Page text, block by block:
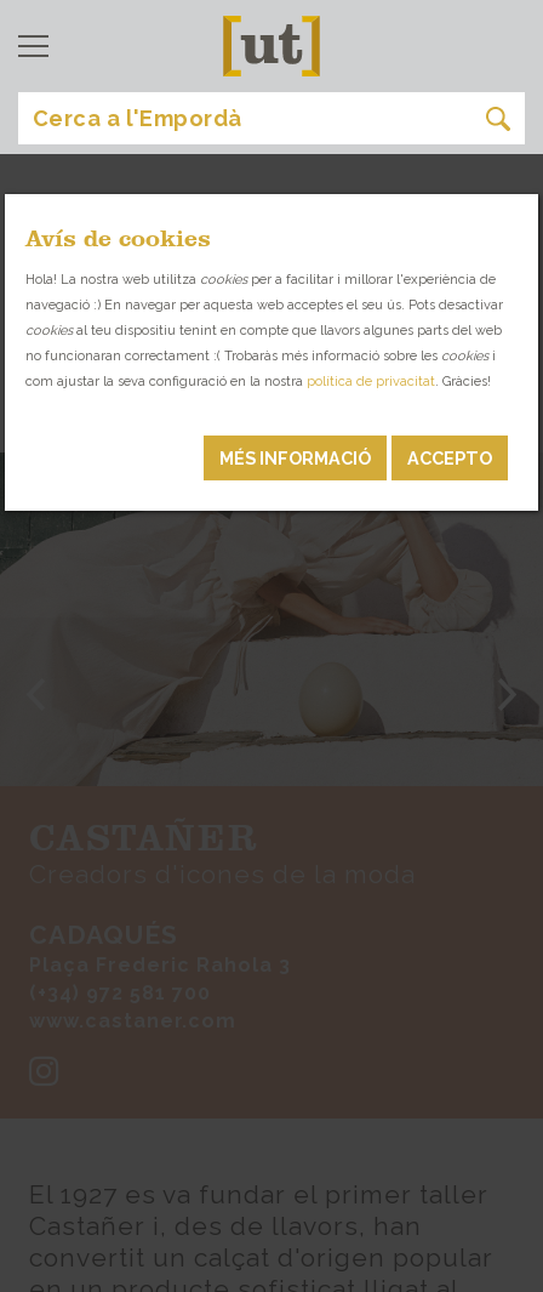
[ comprar]
BOTIGUES I ESPAIS SINGULARS AMB
PRODUCTE LOCAL I SELECCIONAT
El 1927 es va fundar el primer taller
Castañer i, des de llavors, han
convertit un calçat d'origen popular
ACCEPTO
MÉS INFORMACIÓ
Avís de cookies
Hola! La nostra web utilitza cookiesper a facilitar i millorar l'experiència de
navegació :) En navegar per aquesta web acceptes el seu ús. Pots desactivar
cookiesal teu dispositiu tenint en compte que llavors algunes parts del web
no funcionaran correctament :( Trobaràs més informació sobre les cookiesi
com ajustar la seva configuració en la nostra política de privacitat . Gràcies!